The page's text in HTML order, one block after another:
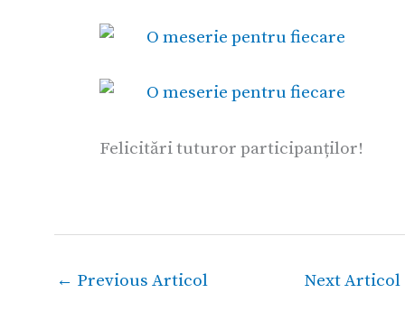
Felicitări tuturor participanților!
← Previous Articol Next Articol